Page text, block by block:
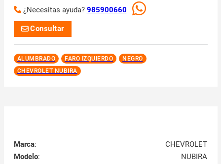
¿Necesitas ayuda? 985900660
Consultar
ALUMBRADO FARO IZQUIERDO
NEGRO
CHEVROLET NUBIRA
Marca:
CHEVROLET
Modelo:
NUBIRA